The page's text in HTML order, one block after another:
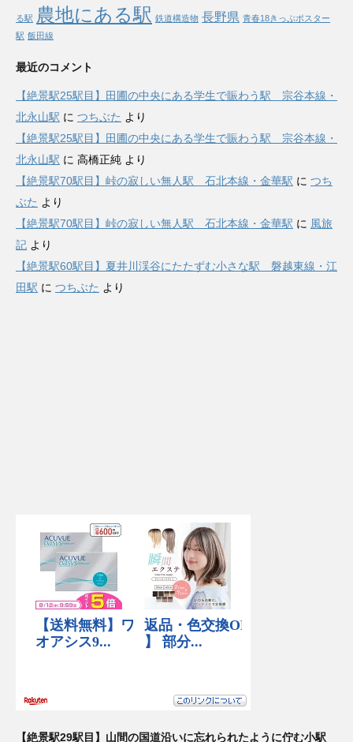
る駅 農地にある駅 鉄道構造物 長野県 青春18きっぷポスター
駅 飯田線
最近のコメント
【絶景駅25駅目】田圃の中央にある学生で賑わう駅 宗谷本線・
北永山駅 に つちぶた より
【絶景駅25駅目】田圃の中央にある学生で賑わう駅 宗谷本線・
北永山駅 に 高橋正純 より
【絶景駅70駅目】峠の寂しい無人駅 石北本線・金華駅 に つち
ぶた より
【絶景駅70駅目】峠の寂しい無人駅 石北本線・金華駅 に 風旅
記 より
【絶景駅60駅目】夏井川渓谷にたたずむ小さな駅 磐越東線・江
田駅 に つちぶた より
【絶景駅29駅目】山間の国道沿いに忘れられたように佇む小駅